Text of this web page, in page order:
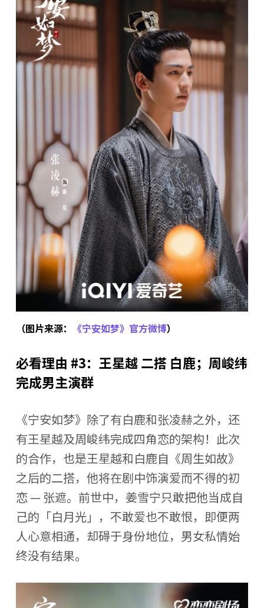
（图片来源： 《宁安如梦》官方微博）
必看理由 #3：王星越 二搭 白鹿；周峻纬
完成男主演群
《宁安如梦》除了有白鹿和张凌赫之外，还
有王星越及周峻纬完成四角恋的架构！此次
的合作，也是王星越和白鹿自《周生如故》
之后的二搭，他将在剧中饰演爱而不得的初
恋 — 张遮。前世中，姜雪宁只敢把他当成自
己的「白月光」，不敢爱也不敢恨，即便两
人心意相通，却碍于身份地位，男女私情始
终没有结果。